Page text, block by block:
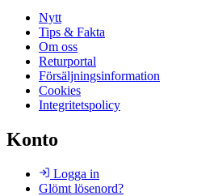
Nytt
Tips & Fakta
Om oss
Returportal
Försäljningsinformation
Cookies
Integritetspolicy
Konto
Logga in
Glömt lösenord?